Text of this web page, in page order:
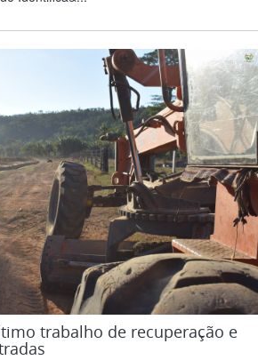
trabalho de recuperação e